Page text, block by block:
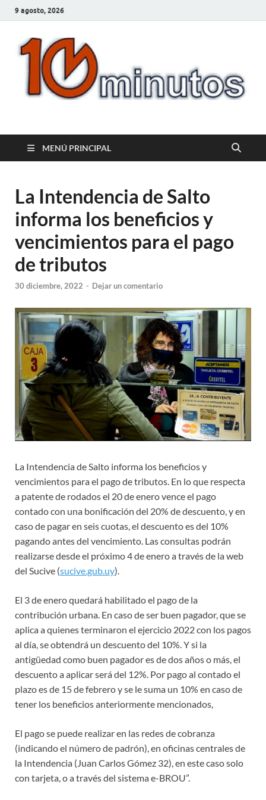
9 agosto, 2026
10minutos.com.uy
MENÚ PRINCIPAL
La Intendencia de Salto
informa los beneficios y
vencimientos para el pago
de tributos
30 diciembre, 2022 - Dejar un comentario
La Intendencia de Salto informa los beneficios y
vencimientos para el pago de tributos. En lo que respecta
a patente de rodados el 20 de enero vence el pago
contado con una bonificación del 20% de descuento, y en
caso de pagar en seis cuotas, el descuento es del 10%
pagando antes del vencimiento. Las consultas podrán
realizarse desde el próximo 4 de enero a través de la web
del Sucive (sucive.gub.uy).
El 3 de enero quedará habilitado el pago de la
contribución urbana. En caso de ser buen pagador, que se
aplica a quienes terminaron el ejercicio 2022 con los pagos
al día, se obtendrá un descuento del 10%. Y si la
antigüedad como buen pagador es de dos años o más, el
descuento a aplicar será del 12%. Por pago al contado el
plazo es de 15 de febrero y se le suma un 10% en caso de
tener los beneficios anteriormente mencionados,
El pago se puede realizar en las redes de cobranza
(indicando el número de padrón), en oficinas centrales de
la Intendencia (Juan Carlos Gómez 32), en este caso solo
con tarjeta, o a través del sistema e-BROU”.